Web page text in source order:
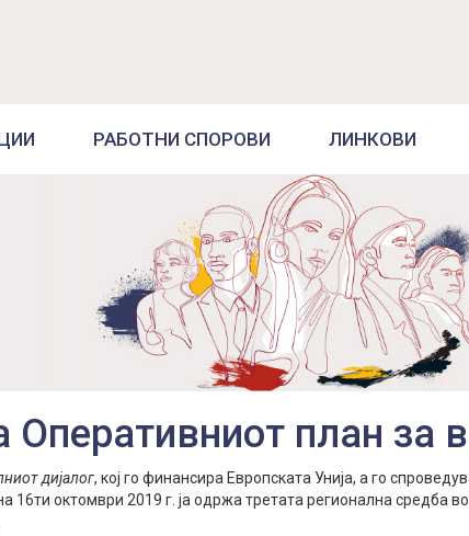
РАБОТНИ СПОРОВИ ЛИНКОВИ
Оперативниот план за
дијалог, кој го финансира Европската Унија, а го
16ти октомври 2019 г. ја одржа третата регионална средба